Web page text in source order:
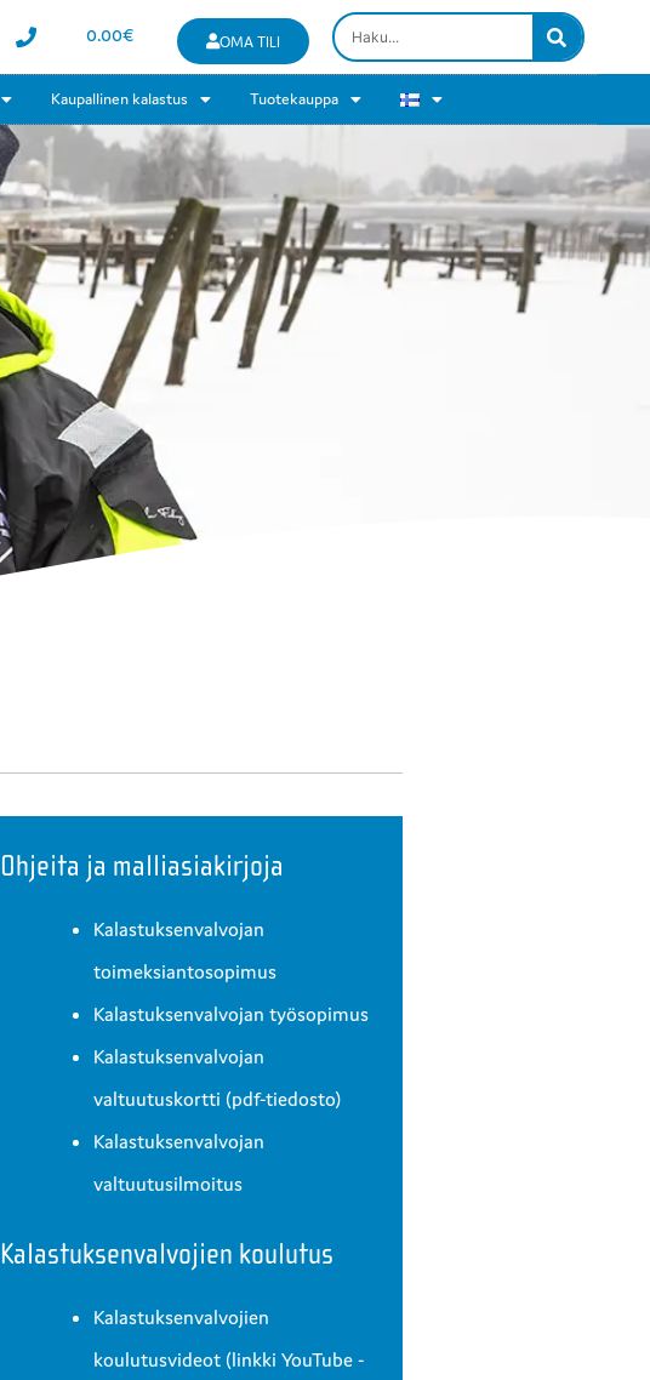
0.00€ OMA TILI
Kaupallinen kalastus Tuotekauppa
Ohjeita ja malliasiakirjoja
Kalastuksenvalvojan
toimeksiantosopimus
Kalastuksenvalvojan työsopimus
Kalastuksenvalvojan
valtuutuskortti (pdf-tiedosto)
Kalastuksenvalvojan
valtuutusilmoitus
Kalastuksenvalvojien koulutus
Kalastuksenvalvojien
koulutusvideot (linkki YouTube -